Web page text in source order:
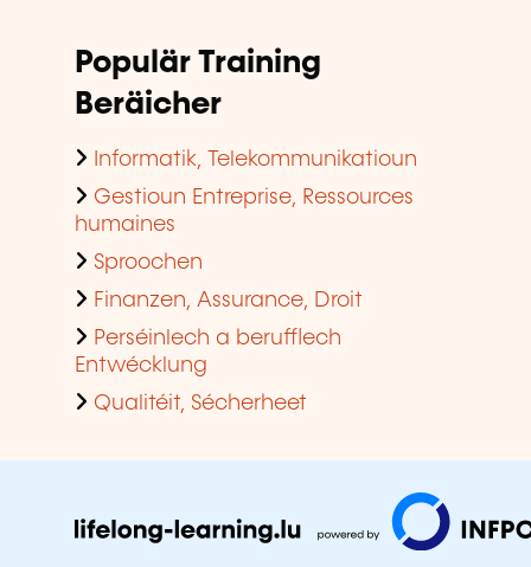
Populär Training
Beräicher
Informatik, Telekommunikatioun
Gestioun Entreprise, Ressources
humaines
Sproochen
Finanzen, Assurance, Droit
Perséinlech a berufflech
Entwécklung
Qualitéit, Sécherheet